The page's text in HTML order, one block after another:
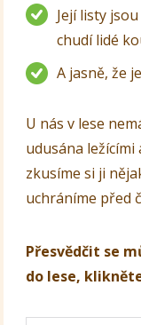
Její listy
chudí lidé
A jasně, že
U nás v lese
udusána ležícími
zkusíme si ji
uchráníme před
Přesvědčit se
do lese,